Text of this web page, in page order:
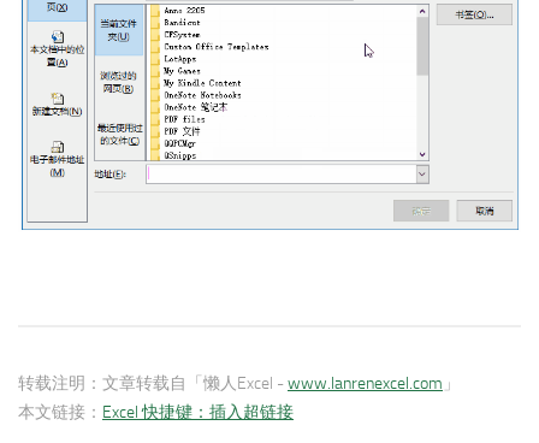
转载注明： 文章转载自「懒人Excel -www.lanrenexcel.com 」
本文链接： Excel 快捷键：插入超链接